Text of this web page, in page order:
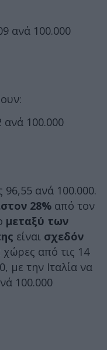
ανά 100.000
ανά 100.000
96,55 ανά 100.000.
28% από τον
μεταξύ των
είναι σχεδόν
χώρες από τις 14
με την Ιταλία να
100.000